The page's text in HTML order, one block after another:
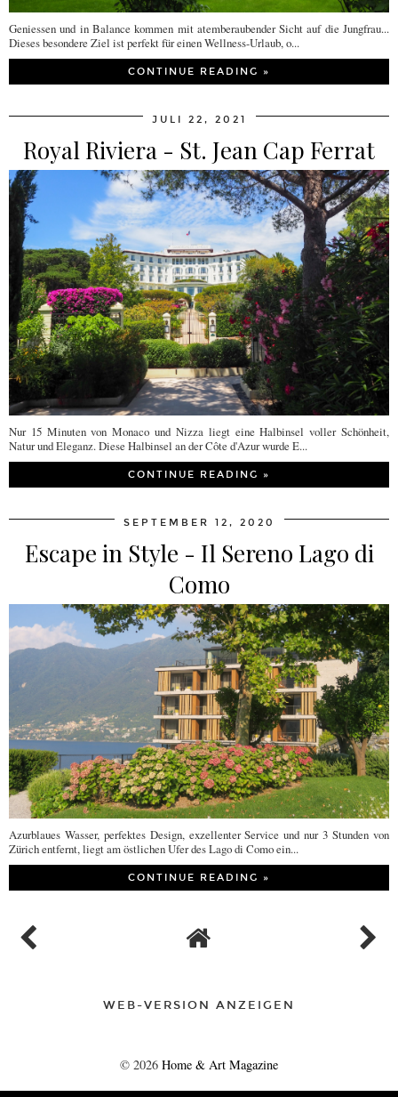
Geniessen und in Balance kommen mit atemberaubender Sicht auf die Jungfrau...
Dieses besondere Ziel ist perfekt für einen Wellness-Urlaub, o...
CONTINUE READING »
JULI 22, 2021
Royal Riviera - St. Jean Cap Ferrat
Nur 15 Minuten von Monaco und Nizza liegt eine Halbinsel voller Schönheit,
Natur und Eleganz. Diese Halbinsel an der Côte d'Azur wurde E...
CONTINUE READING »
SEPTEMBER 12, 2020
Escape in Style - Il Sereno Lago di
Como
Azurblaues Wasser, perfektes Design, exzellenter Service und nur 3 Stunden von
Zürich entfernt, liegt am östlichen Ufer des Lago di Como ein...
CONTINUE READING »
WEB-VERSION ANZEIGEN
© 2026 Home & Art Magazine